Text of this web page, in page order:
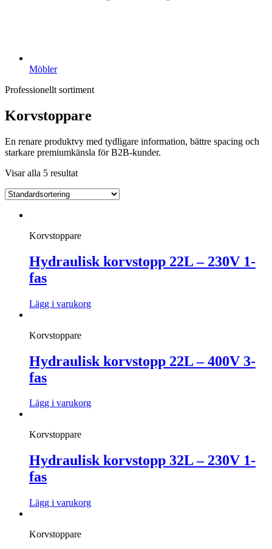
Möbler
Professionellt sortiment
Korvstoppare
En renare produktvy med tydligare information, bättre spacing och
starkare premiumkänsla för B2B-kunder.
Visar alla 5 resultat
Korvstoppare
Hydraulisk korvstopp 22L – 230V 1-
fas
Lägg i varukorg
Korvstoppare
Hydraulisk korvstopp 22L – 400V 3-
fas
Lägg i varukorg
Korvstoppare
Hydraulisk korvstopp 32L – 230V 1-
fas
Lägg i varukorg
Korvstoppare